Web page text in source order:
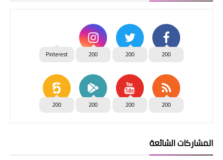
200
200
200
Pinterest
200
200
200
200
المشاركات الشائعة